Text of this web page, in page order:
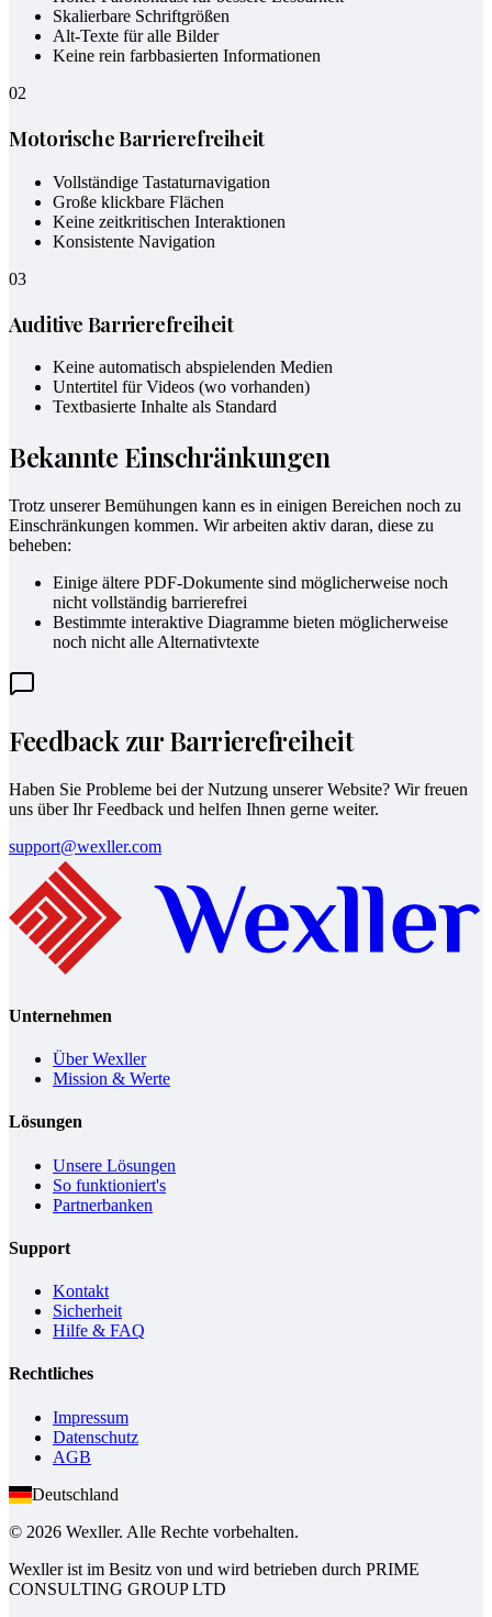
Skalierbare Schriftgrößen
Alt-Texte für alle Bilder
Keine rein farbbasierten Informationen
02
Motorische Barrierefreiheit
Vollständige Tastaturnavigation
Große klickbare Flächen
Keine zeitkritischen Interaktionen
Konsistente Navigation
03
Auditive Barrierefreiheit
Keine automatisch abspielenden Medien
Untertitel für Videos (wo vorhanden)
Textbasierte Inhalte als Standard
Bekannte Einschränkungen
Trotz unserer Bemühungen kann es in einigen Bereichen noch zu
Einschränkungen kommen. Wir arbeiten aktiv daran, diese zu
beheben:
Einige ältere PDF-Dokumente sind möglicherweise noch
nicht vollständig barrierefrei
Bestimmte interaktive Diagramme bieten möglicherweise
noch nicht alle Alternativtexte
Feedback zur Barrierefreiheit
Haben Sie Probleme bei der Nutzung unserer Website? Wir freuen
uns über Ihr Feedback und helfen Ihnen gerne weiter.
support@wexller.com
Unternehmen
Über Wexller
Mission & Werte
Lösungen
Unsere Lösungen
So funktioniert's
Partnerbanken
Support
Kontakt
Sicherheit
Hilfe & FAQ
Rechtliches
Impressum
Datenschutz
AGB
Deutschland
© 2026 Wexller. Alle Rechte vorbehalten.
Wexller ist im Besitz von und wird betrieben durch PRIME
CONSULTING GROUP LTD